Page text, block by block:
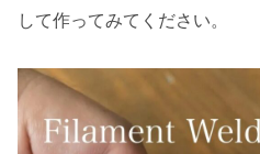
して作ってみてください。